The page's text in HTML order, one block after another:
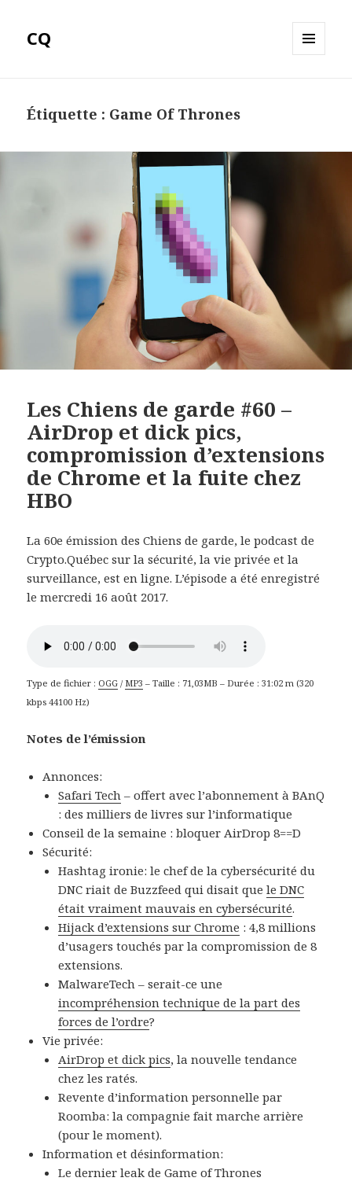
CQ
Étiquette : Game Of Thrones
Les Chiens de garde #60 –
AirDrop et dick pics,
compromission d’extensions
de Chrome et la fuite chez
HBO
La 60e émission des Chiens de garde, le podcast de
Crypto.Québec sur la sécurité, la vie privée et la
surveillance, est en ligne. L’épisode a été enregistré
le mercredi 16 août 2017.
Type de fichier : OGG / MP3 – Taille : 71,03MB – Durée : 31:02 m (320
kbps 44100 Hz)
Notes de l’émission
Annonces:
Safari Tech – offert avec l’abonnement à BAnQ
: des milliers de livres sur l’informatique
Conseil de la semaine : bloquer AirDrop 8==D
Sécurité:
Hashtag ironie: le chef de la cybersécurité du
DNC riait de Buzzfeed qui disait quele DNC
était vraiment mauvais en cybersécurité.
Hijack d’extensions sur Chrome : 4,8 millions
d’usagers touchés par la compromission de 8
extensions.
MalwareTech – serait-ce une
incompréhension technique de la part des
forces de l’ordre?
Vie privée:
AirDrop et dick pics, la nouvelle tendance
chez les ratés.
Revente d’information personnelle par
Roomba: la compagnie fait marche arrière
(pour le moment).
Information et désinformation:
Le dernier leak de Game of Thrones